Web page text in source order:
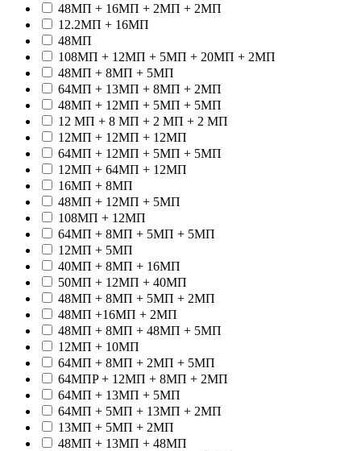
48МП + 16МП + 2МП + 2МП
12.2МП + 16МП
48МП
108МП + 12МП + 5МП + 20МП + 2МП
48МП + 8МП + 5МП
64МП + 13МП + 8МП + 2МП
48МП + 12МП + 5МП + 5МП
12 МП + 8 МП + 2 МП + 2 МП
12МП + 12МП + 12МП
64МП + 12МП + 5МП + 5МП
12МП + 64МП + 12МП
16МП + 8МП
48МП + 12МП + 5МП
108МП + 12МП
64МП + 8МП + 5МП + 5МП
12МП + 5МП
40МП + 8МП + 16МП
50МП + 12МП + 40МП
48МП + 8МП + 5МП + 2МП
48МП +16МП + 2МП
48МП + 8МП + 48МП + 5МП
12МП + 10МП
64МП + 8МП + 2МП + 5МП
64МПP + 12МП + 8МП + 2МП
64МП + 13МП + 5МП
64МП + 5МП + 13МП + 2МП
13МП + 5МП + 2МП
48МП + 13МП + 48МП